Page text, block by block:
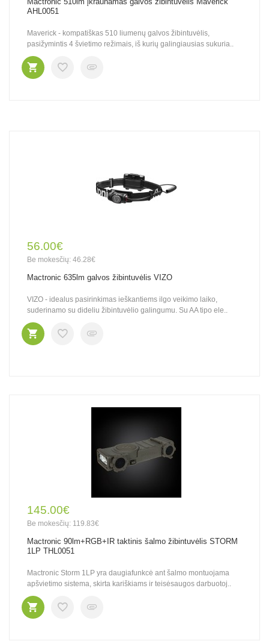
AHL0051
Maverick - kompatiškas 510 liumenų galvos žibintuvėlis,
pasižymintis 4 švietimo režimais, iš kurių galingiausias sukuria..
56.00€
Be mokesčių: 46.28€
Mactronic 635lm galvos žibintuvėlis VIZO
VIZO - idealus pasirinkimas ieškantiems ilgo veikimo laiko,
suderinamo su dideliu žibintuvėlio galingumu. Su AA tipo ele..
145.00€
Be mokesčių: 119.83€
Mactronic 90lm+RGB+IR taktinis šalmo žibintuvėlis STORM
1LP THL0051
Mactronic Storm 1LP yra daugiafunkcė ant šalmo montuojama
apšvietimo sistema, skirta kariškiams ir teisėsaugos darbuotoj..